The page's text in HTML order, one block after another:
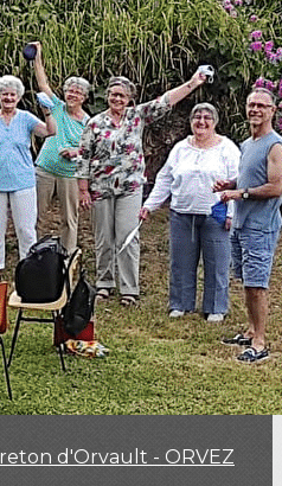
colonnes affichées
des réseaux sociaux